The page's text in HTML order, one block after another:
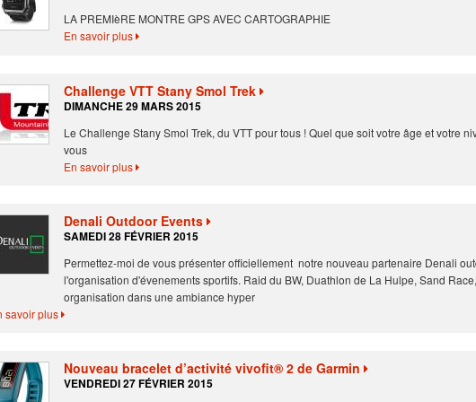
LA PREMIèRE MONTRE GPS AVEC CARTOGRAPHIE
En savoir plus
Challenge VTT Stany Smol Trek
DIMANCHE 29 MARS 2015
Le Challenge Stany Smol Trek, du VTT pour tous ! Quel que soit votre âge et votre
vous
En savoir plus
Denali Outdoor Events
SAMEDI 28 FÉVRIER 2015
Permettez-moi de vous présenter officiellement notre nouveau partenaire Denali
l'organisation d'évenements sportifs. Raid du BW, Duathlon de La Hulpe, Sand
organisation dans une ambiance hyper
savoir plus
Nouveau bracelet d’activité vivofit® 2 de Garmin
VENDREDI 27 FÉVRIER 2015